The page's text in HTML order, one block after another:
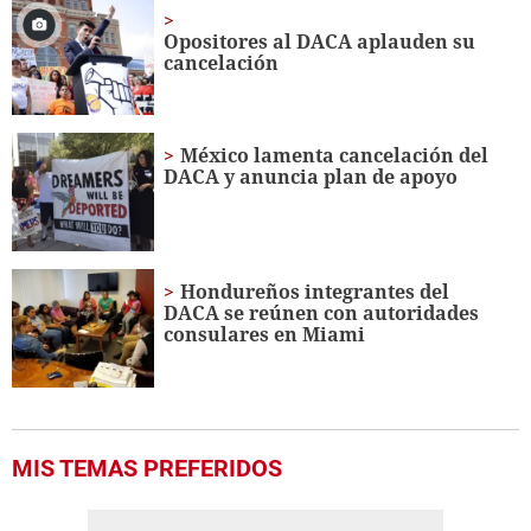
Opositores al DACA aplauden su
cancelación
México lamenta cancelación del
DACA y anuncia plan de apoyo
Hondureños integrantes del
DACA se reúnen con autoridades
consulares en Miami
MIS TEMAS PREFERIDOS